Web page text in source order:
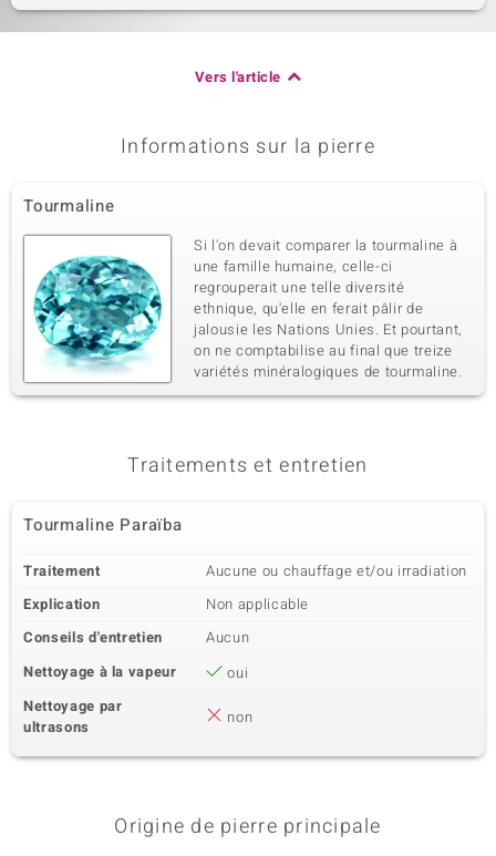
Vers l'article
Informations sur la pierre
Tourmaline
Si l'on devait comparer la tourmaline à
une famille humaine, celle-ci
regrouperait une telle diversité
ethnique, qu'elle en ferait pâlir de
jalousie les Nations Unies. Et pourtant,
on ne comptabilise au final que treize
variétés minéralogiques de tourmaline.
Traitements et entretien
Tourmaline Paraïba
Traitement
Aucune ou chauffage et/ou irradiation
Explication
Non applicable
Conseils d'entretien
Aucun
Nettoyage à la vapeur
oui
Nettoyage par
ultrasons
non
Origine de pierre principale